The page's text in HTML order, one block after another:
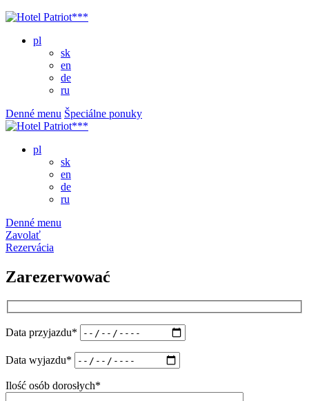
pl
sk
en
de
ru
Denné menu Špeciálne ponuky
pl
sk
en
de
ru
Denné menu
Zavolať
Rezervácia
Zarezerwować
Data przyjazdu*
Data wyjazdu*
Ilość osób dorosłych*